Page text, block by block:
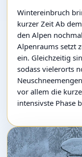
Wintereinbruch
kurzer Zeit Ab
den Alpen
Alpenraums setzt
ein. Gleichzeitig
sodass vielerorts
vor allem die
intensivste Phase